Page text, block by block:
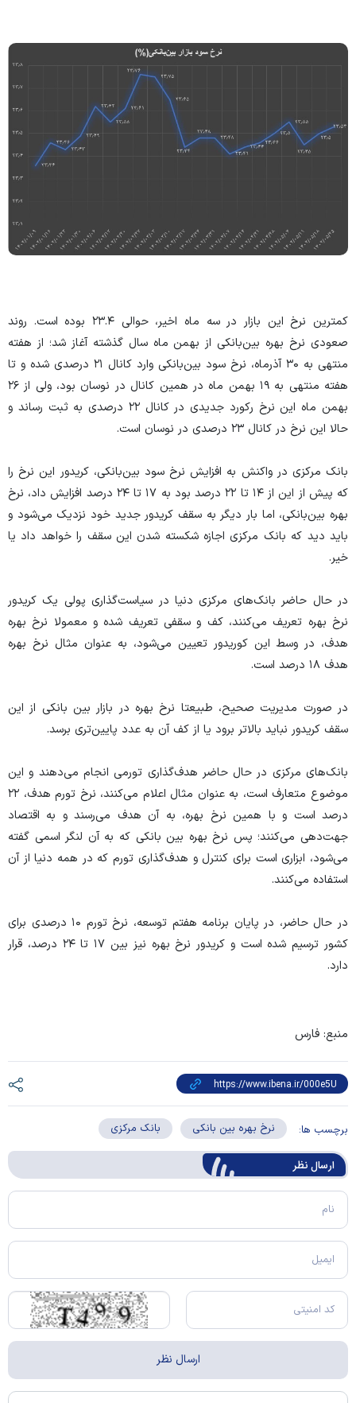
کمترین نرخ این بازار در سه ماه اخیر، حوالی ۲۳.۴ بوده است. روند
صعودی نرخ بهره بین‌بانکی از بهمن ماه سال گذشته آغاز شد؛ از هفته
منتهی به ۳۰ آذرماه، نرخ سود بین‌بانکی وارد کانال ۲۱ درصدی شده و تا
هفته منتهی به ۱۹ بهمن ماه در همین کانال در نوسان بود، ولی از ۲۶
بهمن ماه این نرخ رکورد جدیدی در کانال ۲۲ درصدی به ثبت رساند و
حالا این نرخ در کانال ۲۳ درصدی در نوسان است.
بانک مرکزی در واکنش به افزایش نرخ سود بین‌بانکی، کریدور این نرخ را
که پیش از این از ۱۴ تا ۲۲ درصد بود به ۱۷ تا ۲۴ درصد افزایش داد، نرخ
بهره بین‌بانکی، اما بار دیگر به سقف کریدور جدید خود نزدیک می‌شود و
باید دید که بانک مرکزی اجازه شکسته شدن این سقف را خواهد داد یا
خیر.
در حال حاضر بانک‌های مرکزی دنیا در سیاست‌گذاری پولی یک کریدور
نرخ بهره تعریف می‌کنند، کف و سقفی تعریف شده و معمولا نرخ بهره
هدف، در وسط این کوریدور تعیین می‌شود، به عنوان مثال نرخ بهره
هدف ۱۸ درصد است.
در صورت مدیریت صحیح، طبیعتا نرخ بهره در بازار بین بانکی از این
سقف کریدور نباید بالاتر برود یا از کف آن به عدد پایین‌تری برسد.
بانک‌های مرکزی در حال حاضر هدف‌گذاری تورمی انجام می‌دهند و این
موضوع متعارف است، به عنوان مثال اعلام می‌کنند، نرخ تورم هدف، ۲۲
درصد است و با همین نرخ بهره، به آن هدف می‌رسند و به اقتصاد
جهت‌دهی می‌کنند؛ پس نرخ بهره بین بانکی که به آن لنگر اسمی گفته
می‌شود، ابزاری است برای کنترل و هدف‌گذاری تورم که در همه دنیا از آن
استفاده می‌کنند.
در حال حاضر، در پایان برنامه هفتم توسعه، نرخ تورم ۱۰ درصدی برای
کشور ترسیم شده است و کریدور نرخ بهره نیز بین ۱۷ تا ۲۴ درصد، قرار
دارد.
منبع: فارس
برچسب ها: نرخ بهره بین بانکی بانک مرکزی
ارسال‌ نظر